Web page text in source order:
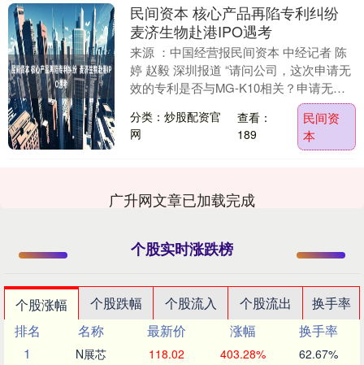
民间资本 核心产品再陷专利纠纷
麦济生物赴港IPO遇考
来源 ：中国经营报民间资本 中经记者 陈
婷 赵毅 深圳报道 “请问公司，这次申请无
效的专利是否与MG-K10相关？申请无效
的理由是什么？如果获得支持，是否对
MG....
分类：炒股配资官
网
查看：
189
民间资
本
广升网文章已加载完成
个股实时涨跌榜
个股涨幅 个股跌幅 个股流入 个股流出
换手率
排名
名称 最新价 涨幅
换手率
1
N展芯 118.02 403.28% 62.67%